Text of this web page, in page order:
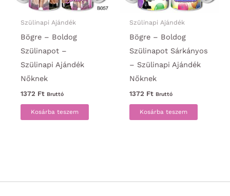
Szülinapi Ajándék
Bögre – Boldog
Szülinapot –
Szülinapi Ajándék
Nőknek
1372 Ft Bruttó
Kosárba teszem
Szülinapi Ajándék
Bögre – Boldog
Szülinapot Sárkányos
– Szülinapi Ajándék
Nőknek
1372 Ft Bruttó
Kosárba teszem